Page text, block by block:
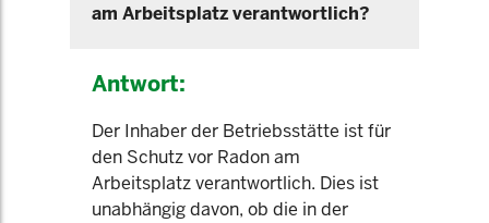
am Arbeitsplatz verantwortlich?
Antwort:
Der Inhaber der Betriebsstätte ist für
den Schutz vor Radon am
Arbeitsplatz verantwortlich. Dies ist
unabhängig davon, ob die in der